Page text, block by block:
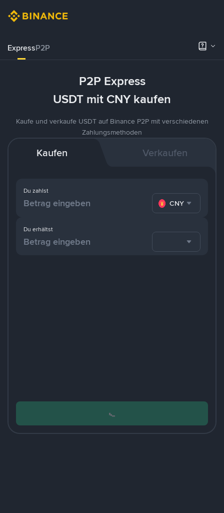
ExpressP2P
P2P Express
USDT mit CNY kaufen
Kaufe und verkaufe USDT auf Binance P2P mit verschiedenen
Zahlungsmethoden
Kaufen Verkaufen
Du zahlst
CNY
Du erhältst